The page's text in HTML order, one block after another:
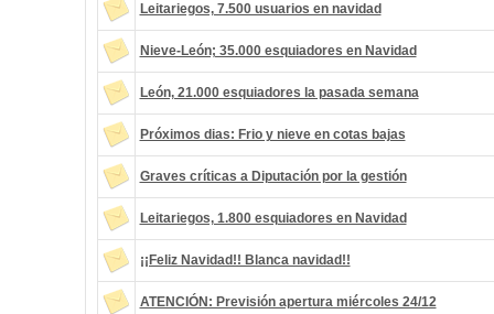
Leitariegos, 7.500 usuarios en navidad
Nieve-León; 35.000 esquiadores en Navidad
León, 21.000 esquiadores la pasada semana
Próximos dias: Frio y nieve en cotas bajas
Graves críticas a Diputación por la gestión
Leitariegos, 1.800 esquiadores en Navidad
¡¡Feliz Navidad!! Blanca navidad!!
ATENCIÓN: Previsión apertura miércoles 24/12